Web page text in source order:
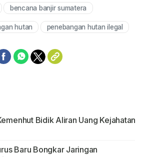
bencana banjir sumatera
hutan penebangan hutan ilegal
Bidik Aliran Uang Kejahatan
Baru Bongkar Jaringan